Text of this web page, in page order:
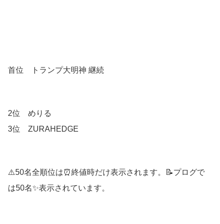
首位 トランプ大明神 継続
2位 めりる
3位 ZURAHEDGE
⚠️50名全順位は⏰終値時だけ表示されます。📝プログで
は50名✨表示されています。